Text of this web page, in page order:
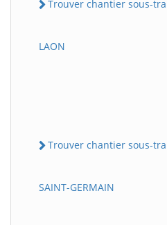
Trouver chantier sous-
LAON
Trouver chantier sous-
SAINT-GERMAIN